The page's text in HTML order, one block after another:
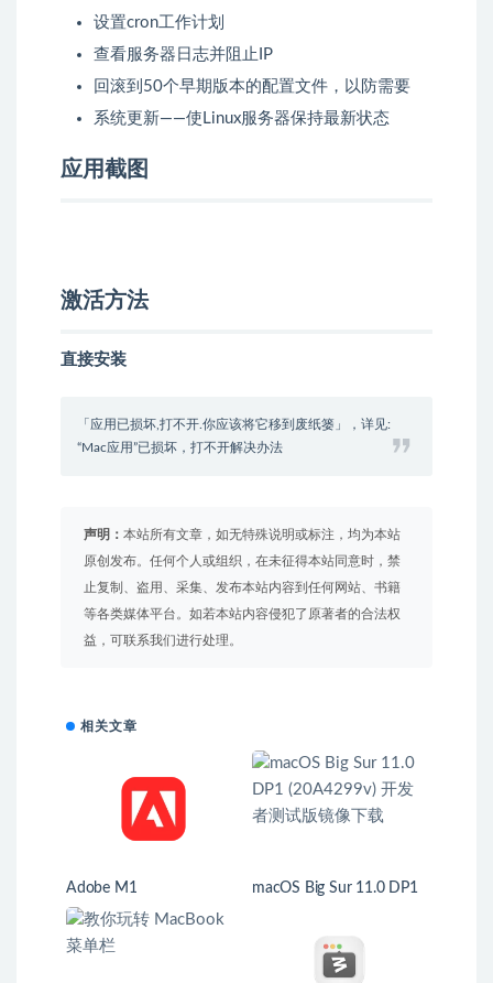
设置cron工作计划
查看服务器日志并阻止IP
回滚到50个早期版本的配置文件，以防需要
系统更新——使Linux服务器保持最新状态
应用截图
激活方法
直接安装
「应用已损坏,打不开.你应该将它移到废纸篓」，详见:
“Mac应用”已损坏，打不开解决办法
声明： 本站所有文章，如无特殊说明或标注，均为本站
原创发布。任何个人或组织，在未征得本站同意时，禁
止复制、盗用、采集、发布本站内容到任何网站、书籍
等各类媒体平台。如若本站内容侵犯了原著者的合法权
益，可联系我们进行处理。
相关文章
Adobe M1
macOS Big Sur 11.0 DP1